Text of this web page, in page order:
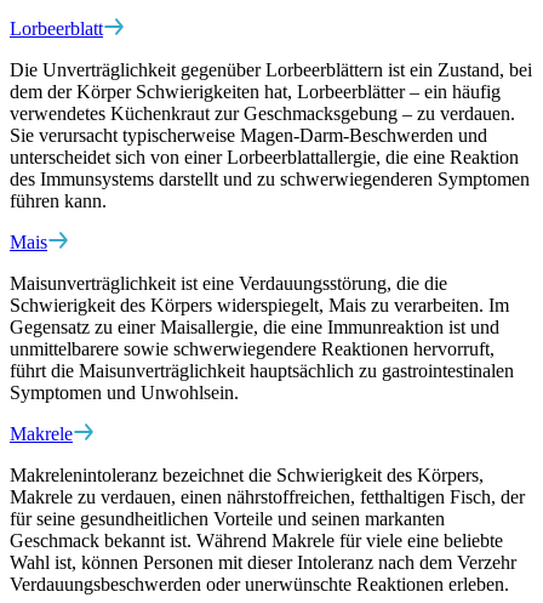
Lorbeerblatt
Die Unverträglichkeit gegenüber Lorbeerblättern ist ein Zustand, bei
dem der Körper Schwierigkeiten hat, Lorbeerblätter – ein häufig
verwendetes Küchenkraut zur Geschmacksgebung – zu verdauen.
Sie verursacht typischerweise Magen-Darm-Beschwerden und
unterscheidet sich von einer Lorbeerblattallergie, die eine Reaktion
des Immunsystems darstellt und zu schwerwiegenderen Symptomen
führen kann.
Mais
Maisunverträglichkeit ist eine Verdauungsstörung, die die
Schwierigkeit des Körpers widerspiegelt, Mais zu verarbeiten. Im
Gegensatz zu einer Maisallergie, die eine Immunreaktion ist und
unmittelbarere sowie schwerwiegendere Reaktionen hervorruft,
führt die Maisunverträglichkeit hauptsächlich zu gastrointestinalen
Symptomen und Unwohlsein.
Makrele
Makrelenintoleranz bezeichnet die Schwierigkeit des Körpers,
Makrele zu verdauen, einen nährstoffreichen, fetthaltigen Fisch, der
für seine gesundheitlichen Vorteile und seinen markanten
Geschmack bekannt ist. Während Makrele für viele eine beliebte
Wahl ist, können Personen mit dieser Intoleranz nach dem Verzehr
Verdauungsbeschwerden oder unerwünschte Reaktionen erleben.